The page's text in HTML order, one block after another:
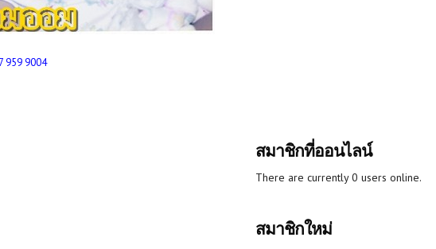
959 9004
สมาชิกที่ออนไลน์
There are currently 0 users online.
สมาชิกใหม่